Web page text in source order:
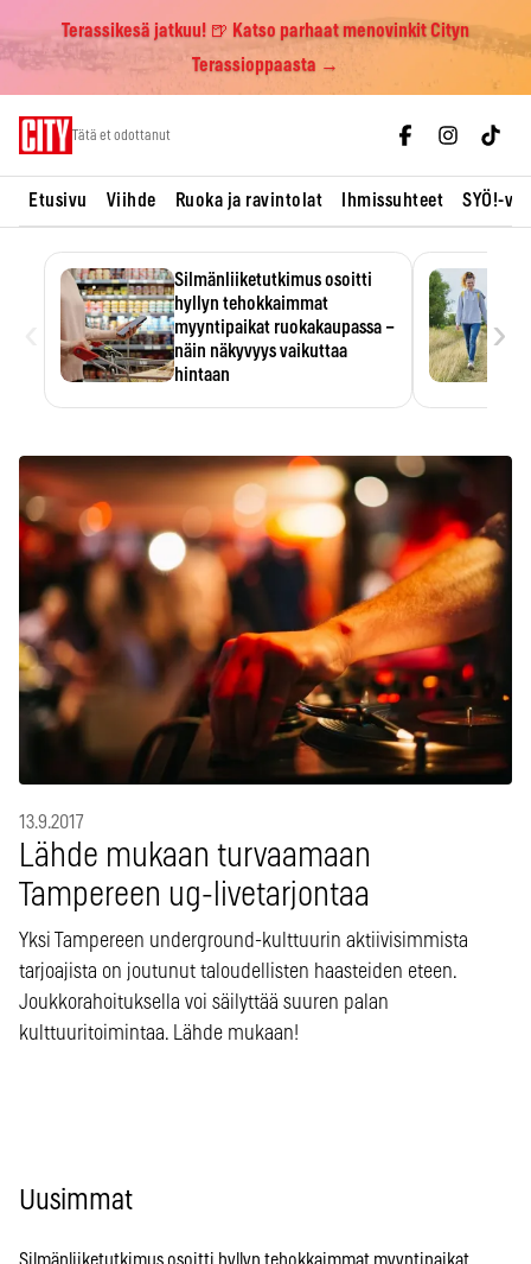
Terassikesä jatkuu! 🍺 Katso parhaat menovinkit Cityn
Terassioppaasta →
Tätä et odottanut
Etusivu Viihde Ruoka ja ravintolat Ihmissuhteet SYÖ!-
Silmänliiketutkimus osoitti
hyllyn tehokkaimmat
myyntipaikat ruokakaupassa –
näin näkyvyys vaikuttaa
hintaan
›
13.9.2017
Lähde mukaan turvaamaan
Tampereen ug-livetarjontaa
Yksi Tampereen underground-kulttuurin aktiivisimmista
tarjoajista on joutunut taloudellisten haasteiden eteen.
Joukkorahoituksella voi säilyttää suuren palan
kulttuuritoimintaa. Lähde mukaan!
Uusimmat